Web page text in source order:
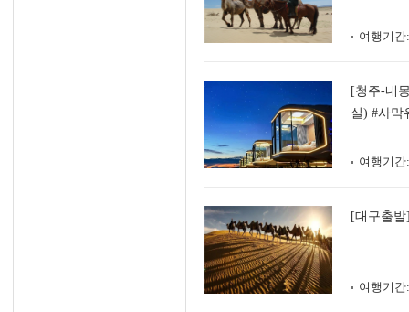
여행기간:
[청주-내
실) #사막
여행기간:
[대구출
여행기간: